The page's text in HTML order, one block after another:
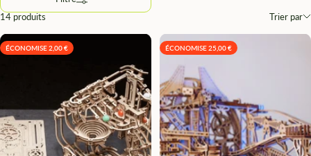
14 produits
Trier par
ÉCONOMISE 2,00 € ÉCONOMISE 25,00 €